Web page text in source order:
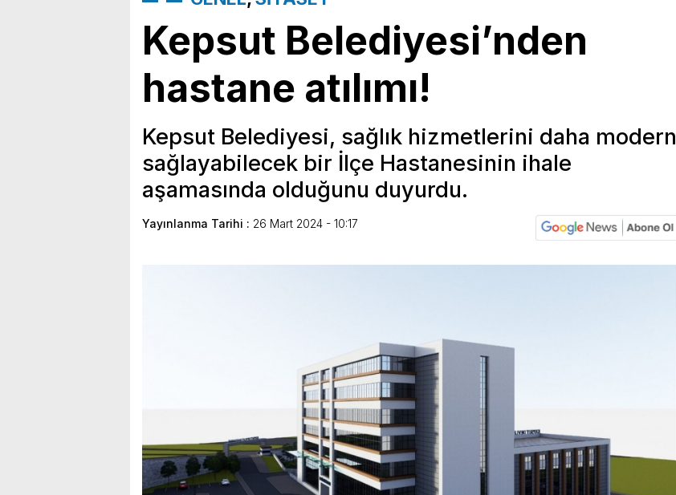
Kepsut Belediyesi’nden
hastane atılımı!
Kepsut Belediyesi, sağlık hizmetlerini daha modern
sağlayabilecek bir İlçe Hastanesinin ihale
aşamasında olduğunu duyurdu.
Yayınlanma Tarihi : 26 Mart 2024 - 10:17